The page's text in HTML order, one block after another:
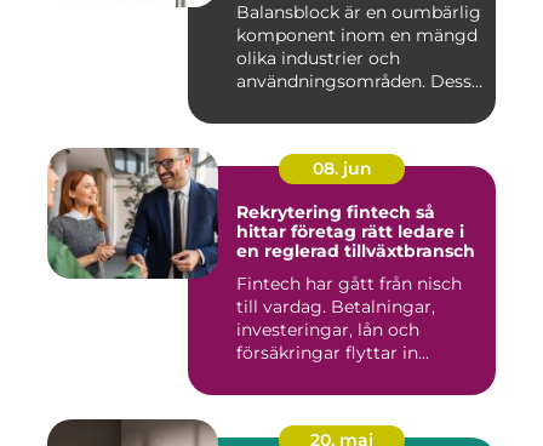
Balansblock är en oumbärlig
komponent inom en mängd
olika industrier och
användningsområden. Dessa
08. jun
Rekrytering fintech så
hittar företag rätt ledare i
en reglerad tillväxtbransch
Fintech har gått från nisch
till vardag. Betalningar,
investeringar, lån och
försäkringar flyttar in...
20. maj